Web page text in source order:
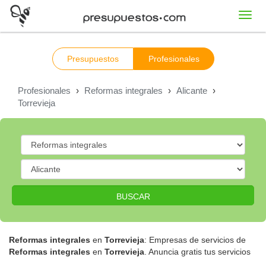
Presupuestos Profesionales
Profesionales › Reformas integrales › Alicante ›
Torrevieja
BUSCAR
Reformas integrales en Torrevieja: Empresas de servicios de
Reformas integrales en Torrevieja . Anuncia gratis tus servicios